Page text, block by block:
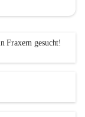
Fraxern gesucht!